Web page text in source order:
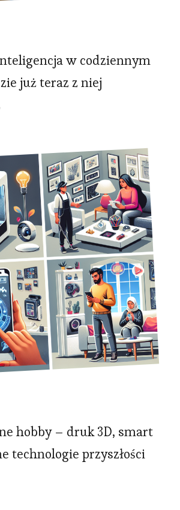
w codziennym
już teraz z niej
hobby – druk 3D, smart
technologie przyszłości